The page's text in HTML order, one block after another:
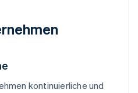
kontinuierliche und